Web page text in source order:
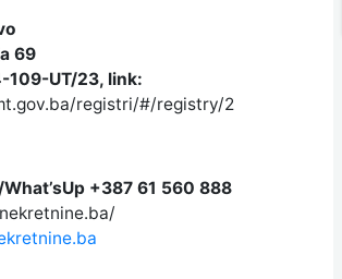
69
109-UT/23, link:
registri/#/registry/2
+387 61 560 888